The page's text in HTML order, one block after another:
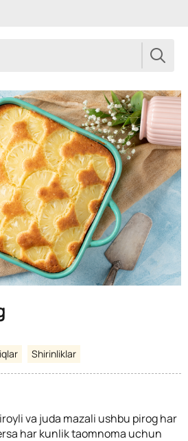
Shirinliklar
va juda mazali ushbu pirog har
har kunlik taomnoma uchun